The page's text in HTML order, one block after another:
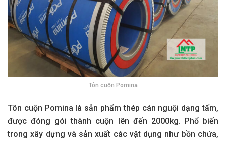
Tôn cuộn Pomina
Tôn cuộn Pomina là sản phẩm thép cán nguội dạng tấm,
được đóng gói thành cuộn lên đến 2000kg. Phổ biến
trong xây dựng và sản xuất các vật dụng như bồn chứa,